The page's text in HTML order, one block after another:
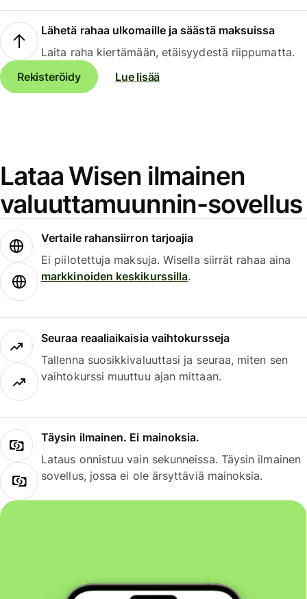
Lähetä rahaa ulkomaille ja säästä maksuissa
Laita raha kiertämään, etäisyydestä riippumatta.
Rekisteröidy
Lue lisää
Lataa Wisen ilmainen
valuuttamuunnin-sovellus
Vertaile rahansiirron tarjoajia
Ei piilotettuja maksuja. Wisella siirrät rahaa aina
markkinoiden keskikurssilla.
Seuraa reaaliaikaisia vaihtokursseja
Tallenna suosikkivaluuttasi ja seuraa, miten sen
vaihtokurssi muuttuu ajan mittaan.
Täysin ilmainen. Ei mainoksia.
Lataus onnistuu vain sekunneissa. Täysin ilmainen
sovellus, jossa ei ole ärsyttäviä mainoksia.